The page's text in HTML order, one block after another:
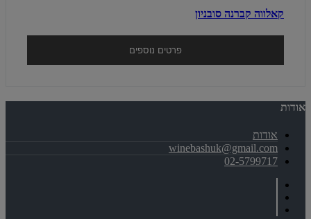
קאלווה קברנה סובניון
פרטים נוספים
אודות
אודות
winebashuk@gmail.com
02-5799717